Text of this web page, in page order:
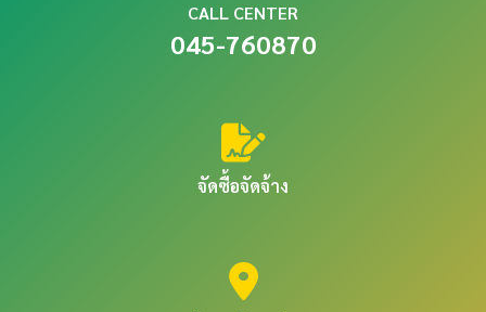
CALL CENTER
045-760870
จัดซื้อจัดจ้าง